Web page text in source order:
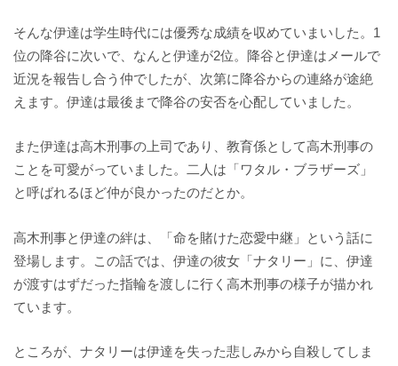
そんな伊達は学生時代には優秀な成績を収めていまいした。1
位の降谷に次いで、なんと伊達が2位。降谷と伊達はメールで
近況を報告し合う仲でしたが、次第に降谷からの連絡が途絶
えます。伊達は最後まで降谷の安否を心配していました。
また伊達は高木刑事の上司であり、教育係として高木刑事の
ことを可愛がっていました。二人は「ワタル・ブラザーズ」
と呼ばれるほど仲が良かったのだとか。
高木刑事と伊達の絆は、「命を賭けた恋愛中継」という話に
登場します。この話では、伊達の彼女「ナタリー」に、伊達
が渡すはずだった指輪を渡しに行く高木刑事の様子が描かれ
ています。
ところが、ナタリーは伊達を失った悲しみから自殺してしま